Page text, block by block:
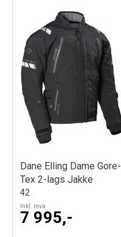
Dane Elling Dame Gore-
Tex 2-lags Jakke
42
Inkl. mva
7 995,-